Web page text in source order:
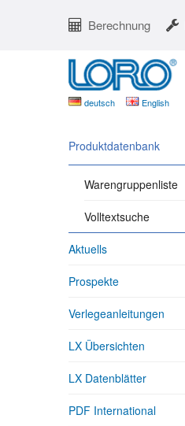
Berechnung
deutsch English
Produktdatenbank
Warengruppenliste
Volltextsuche
Aktuells
Prospekte
Verlegeanleitungen
LX Übersichten
LX Datenblätter
PDF International